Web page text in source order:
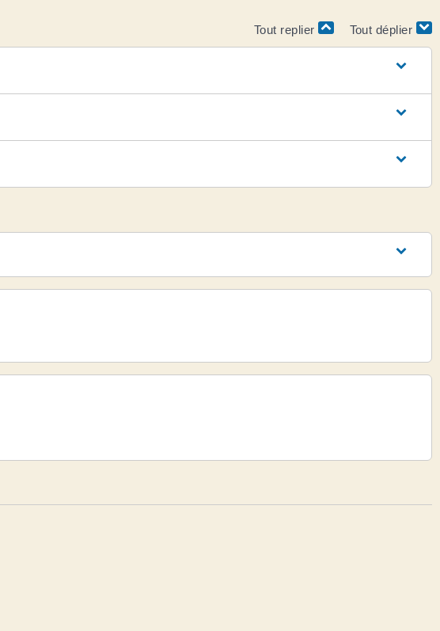
Tout replier Tout déplier